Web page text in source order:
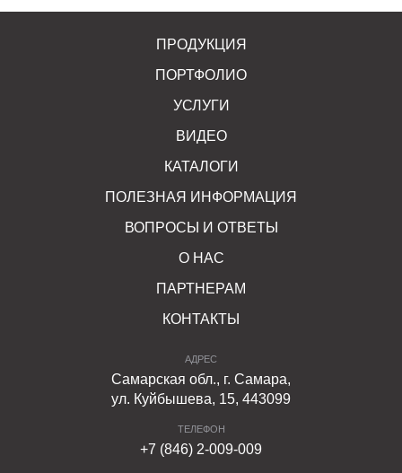
ПРОДУКЦИЯ
ПОРТФОЛИО
УСЛУГИ
ВИДЕО
КАТАЛОГИ
ПОЛЕЗНАЯ ИНФОРМАЦИЯ
ВОПРОСЫ И ОТВЕТЫ
О НАС
ПАРТНЕРАМ
КОНТАКТЫ
АДРЕС
Самарская обл., г. Самара,
ул. Куйбышева, 15, 443099
ТЕЛЕФОН
+7 (846) 2-009-009